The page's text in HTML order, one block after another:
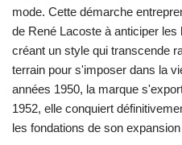
mode. Cette démarche
de René Lacoste à anticiper
créant un style qui transcende
terrain pour s'imposer dans la
années 1950, la marque
1952, elle conquiert
les fondations de son